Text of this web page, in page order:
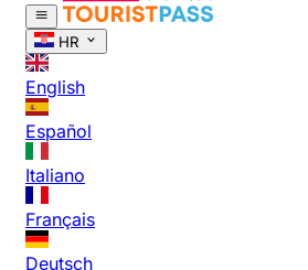
HR
English
Español
Italiano
Français
Deutsch